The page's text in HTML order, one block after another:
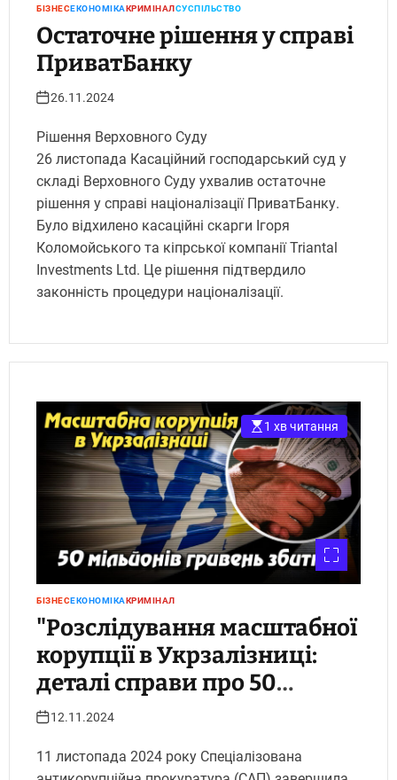
БІЗНЕСЕКОНОМІКАКРИМІНАЛСУСПІЛЬСТВО
Остаточне рішення у справі
ПриватБанку
26.11.2024
Рішення Верховного Суду
26 листопада Касаційний господарський суд у
складі Верховного Суду ухвалив остаточне
рішення у справі націоналізації ПриватБанку.
Було відхилено касаційні скарги Ігоря
Коломойського та кіпрської компанії Triantal
Investments Ltd. Це рішення підтвердило
законність процедури націоналізації.
1 хв читання
БІЗНЕСЕКОНОМІКАКРИМІНАЛ
"Розслідування масштабної
корупції в Укрзалізниці:
деталі справи про 50
мільйонів гривень збитків"
12.11.2024
11 листопада 2024 року Спеціалізована